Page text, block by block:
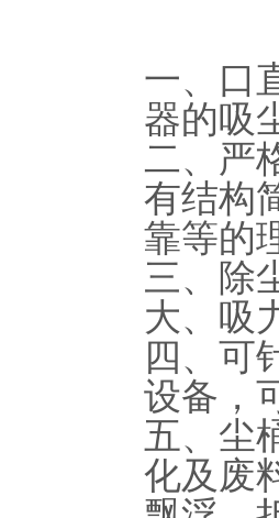
一、口
器的吸
二、严
有结构
靠等的
三、除
大、吸
四、可
设备，
五、尘
化及废